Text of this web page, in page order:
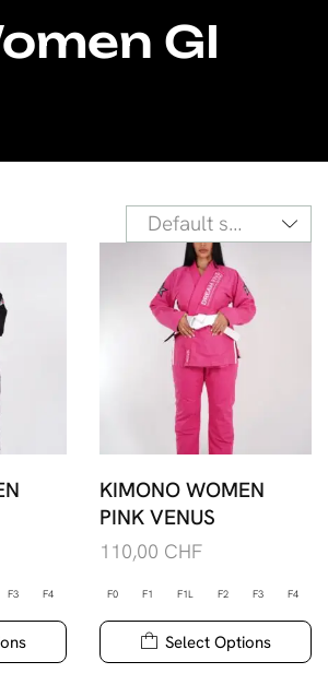
GI
F3 F4
KIMONO WOMEN
PINK VENUS
110,00 CHF
F0 F1 F1L F2 F3 F4
Select Options